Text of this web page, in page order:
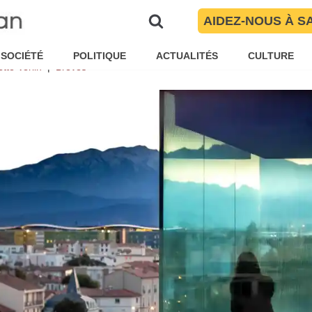
AIDEZ-NOUS À
SOCIÉTÉ POLITIQUE ACTUALITÉS CULTURE
locale Made In
ans
Verlin Brèves